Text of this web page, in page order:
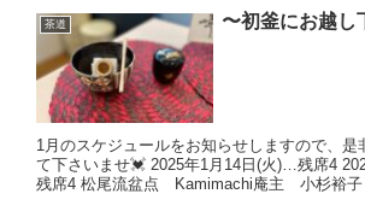
茶道 〜初釜にお越し
1月のスケジュールをお知らせしますので、是
て下さいませ💓 2025年1月14日(火)…残席4
残席4 松尾流盆点 Kamimachi庵主 小杉裕子